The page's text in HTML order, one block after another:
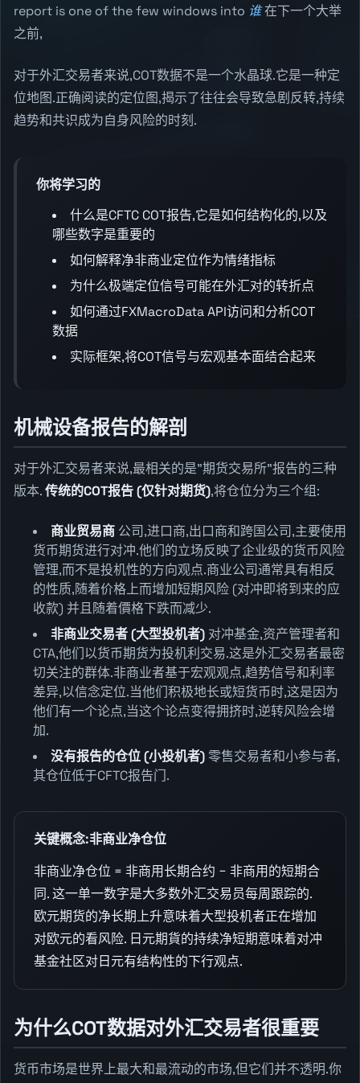
report is one of the few windows into 谁在下一个大举
之前,
对于外汇交易者来说,COT数据不是一个水晶球.它是一种定
位地图.正确阅读的定位图,揭示了往往会导致急剧反转,持续
趋势和共识成为自身风险的时刻.
你将学习的
什么是CFTC COT报告,它是如何结构化的,以及
哪些数字是重要的
如何解释净非商业定位作为情绪指标
为什么极端定位信号可能在外汇对的转折点
如何通过FXMacroData API访问和分析COT
数据
实际框架,将COT信号与宏观基本面结合起来
机械设备报告的解剖
对于外汇交易者来说,最相关的是"期货交易所"报告的三种
版本.传统的COT报告 (仅针对期货),将仓位分为三个组:
商业贸易商 公司,进口商,出口商和跨国公司,主要使用
货币期货进行对冲.他们的立场反映了企业级的货币风险
管理,而不是投机性的方向观点.商业公司通常具有相反
的性质,随着价格上而增加短期风险 (对冲即将到来的应
收款) 并且随着價格下跌而减少.
非商业交易者 (大型投机者) 对冲基金,资产管理者和
CTA,他们以货币期货为投机利交易.这是外汇交易者最密
切关注的群体.非商业者基于宏观观点,趋势信号和利率
差异,以信念定位.当他们积极地长或短货币时,这是因为
他们有一个论点,当这个论点变得拥挤时,逆转风险会增
加.
没有报告的仓位 (小投机者)零售交易者和小参与者,
其仓位低于CFTC报告门.
关键概念:非商业净仓位
非商业净仓位 = 非商用长期合约 − 非商用的短期合
同. 这一单一数字是大多数外汇交易员每周跟踪的.
欧元期货的净长期上升意味着大型投机者正在增加
对欧元的看风险. 日元期貨的持续净短期意味着对冲
基金社区对日元有结构性的下行观点.
为什么COT数据对外汇交易者很重要
货币市场是世界上最大和最流动的市场,但它们并不透明.你